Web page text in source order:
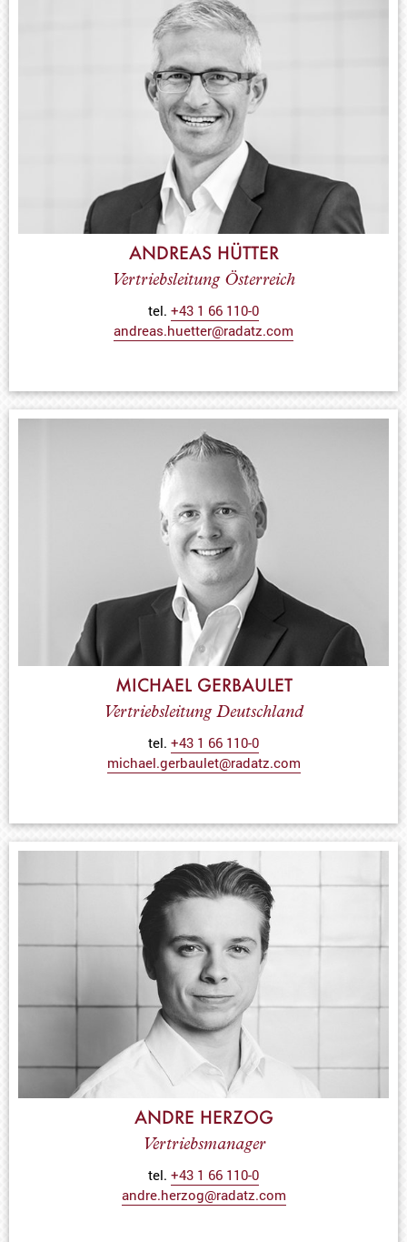
ANDREAS HÜTTER
Vertriebsleitung Österreich
tel. +43 1 66 110-0
andreas.huetter@radatz.com
MICHAEL GERBAULET
Vertriebsleitung Deutschland
tel. +43 1 66 110-0
michael.gerbaulet@radatz.com
ANDRE HERZOG
Vertriebsmanager
tel. +43 1 66 110-0
andre.herzog@radatz.com